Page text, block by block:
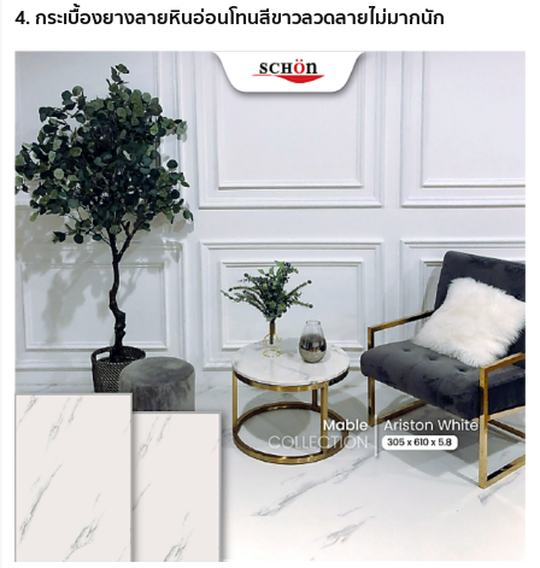
4. กระเบื้องยางลายหินอ่อนโทนสีขาวลวดลายไม่มากนัก